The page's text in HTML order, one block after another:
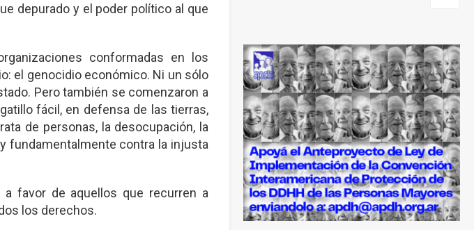
depurado y el poder político al que
conformadas en los
el genocidio económico. Ni un sólo
Pero también se comenzaron a
fácil, en defensa de las tierras,
de personas, la desocupación, la
fundamentalmente contra la injusta
favor de aquellos que recurren a
los derechos.